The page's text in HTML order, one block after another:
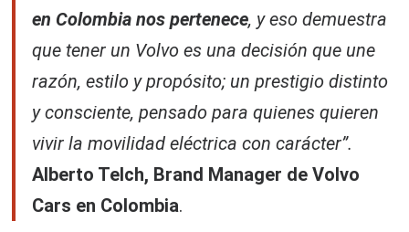
en Colombia nos pertenece, y eso demuestra
que tener un Volvo es una decisión que une
razón, estilo y propósito; un prestigio distinto
y consciente, pensado para quienes quieren
vivir la movilidad eléctrica con carácter”.
Alberto Telch, Brand Manager de Volvo
Cars en Colombia.